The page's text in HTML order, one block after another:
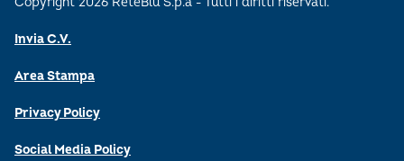
Invia C.V.
Area Stampa
Privacy Policy
Social Media Policy